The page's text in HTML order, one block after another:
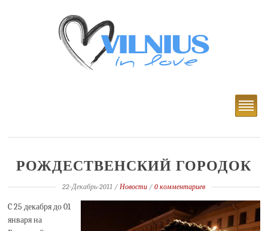
РОЖДЕСТВЕНСКИЙ ГОРОДОК
22-Декабрь-2011 /Новости /0 комментариев
C 25 декабря до 01
января на